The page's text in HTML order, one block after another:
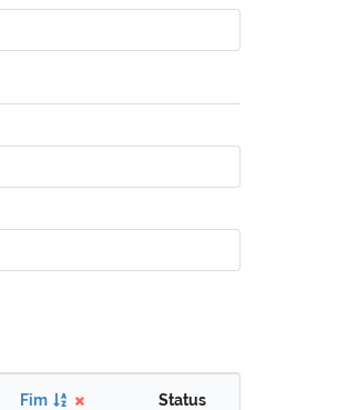
Fim Status